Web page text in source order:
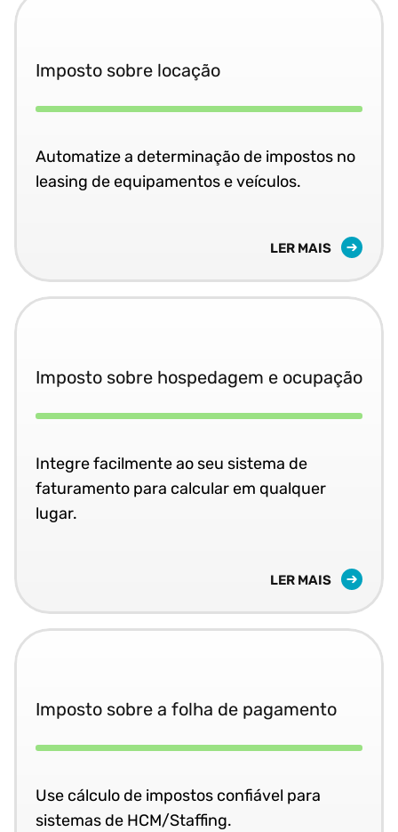
Imposto sobre locação
Automatize a determinação de impostos no
leasing de equipamentos e veículos.
LER MAIS
Imposto sobre hospedagem e ocupação
Integre facilmente ao seu sistema de
faturamento para calcular em qualquer
lugar.
LER MAIS
Imposto sobre a folha de pagamento
Use cálculo de impostos confiável para
sistemas de HCM/Staffing.